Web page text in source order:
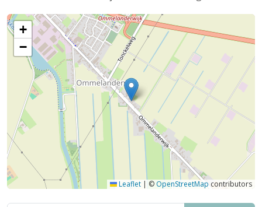
+
−
Leaflet | © OpenStreetMap contributors